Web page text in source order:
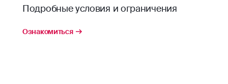
Подробные условия и ограничения
Ознакомиться